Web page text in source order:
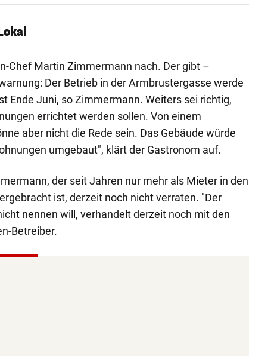
Chef Martin Zimmermann nach. Der gibt –
Der Betrieb in der Armbrustergasse werde
Ende Juni, so Zimmermann. Weiters sei richtig,
errichtet werden sollen. Von einem
aber nicht die Rede sein. Das Gebäude würde
umgebaut", klärt der Gastronom auf.
der seit Jahren nur mehr als Mieter in den
ist, derzeit noch nicht verraten. "Der
nennen will, verhandelt derzeit noch mit den
Betreiber.